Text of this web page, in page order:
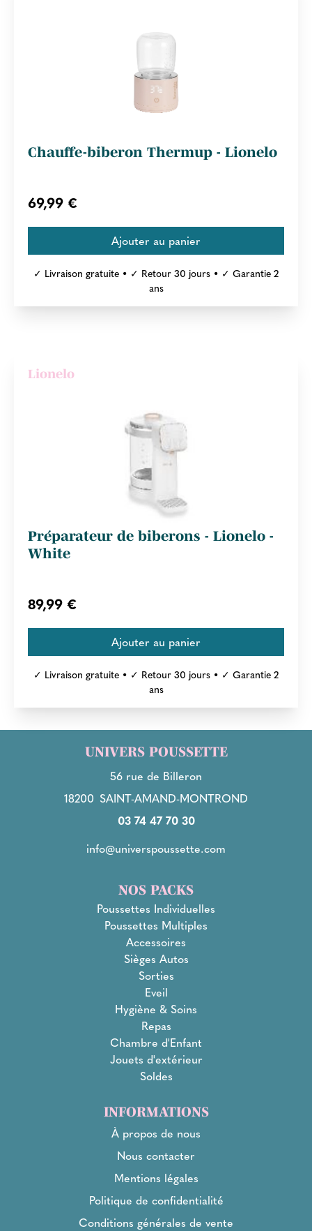
Chauffe-biberon Thermup - Lionelo
69,99 €
✓ Livraison gratuite • ✓ Retour 30 jours • ✓ Garantie 2
ans
Lionelo
Préparateur de biberons - Lionelo -
White
89,99 €
✓ Livraison gratuite • ✓ Retour 30 jours • ✓ Garantie 2
ans
UNIVERS POUSSETTE
56 rue de Billeron
18200 SAINT-AMAND-MONTROND
03 74 47 70 30
info@universpoussette.com
NOS PACKS
Poussettes Individuelles
Poussettes Multiples
Accessoires
Sièges Autos
Sorties
Eveil
Hygiène & Soins
Repas
Chambre d'Enfant
Jouets d'extérieur
Soldes
INFORMATIONS
À propos de nous
Nous contacter
Mentions légales
Politique de confidentialité
Conditions générales de vente